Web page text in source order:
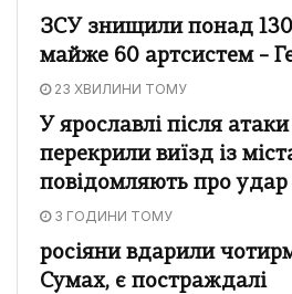
ЗСУ знищили понад
майже 60 артсистем –
23 ХВИЛИНИ ТОМУ
У ярославлі після
перекрили виїзд із
повідомляють про
3 ГОДИНИ ТОМУ
росіяни вдарили
Сумах, є постраждалі